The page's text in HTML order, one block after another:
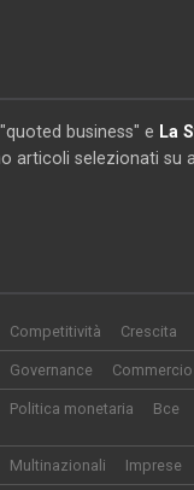
business" e La
articoli selezionati su
Competitività Crescita
Governance Commercio
Politica monetaria Bce
Multinazionali Imprese